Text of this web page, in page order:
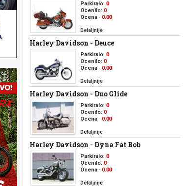
Parkiralo: 0
Ocenilo: 0
Ocena- 0.00
Detaljnije
Harley Davidson - Deuce
Parkiralo: 0
Ocenilo: 0
Ocena- 0.00
Detaljnije
Harley Davidson - Duo Glide
Parkiralo: 0
Ocenilo: 0
Ocena- 0.00
Detaljnije
Harley Davidson - Dyna Fat Bob
Parkiralo: 0
Ocenilo: 0
Ocena- 0.00
Detaljnije